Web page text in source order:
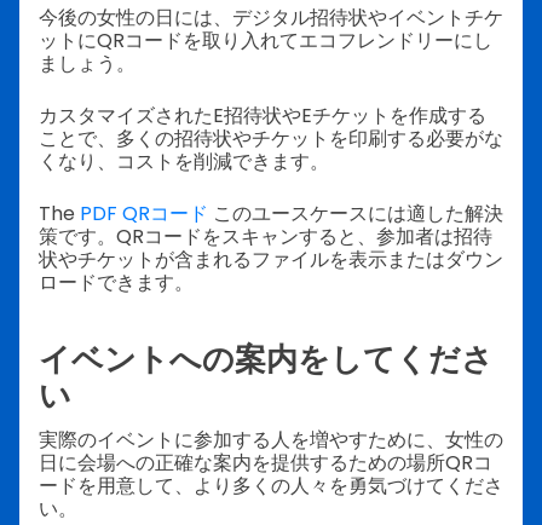
今後の女性の日には、デジタル招待状やイベントチケ
ットにQRコードを取り入れてエコフレンドリーにし
ましょう。
カスタマイズされたE招待状やEチケットを作成する
ことで、多くの招待状やチケットを印刷する必要がな
くなり、コストを削減できます。
The PDF QRコード このユースケースには適した解決
策です。QRコードをスキャンすると、参加者は招待
状やチケットが含まれるファイルを表示またはダウン
ロードできます。
イベントへの案内をしてくださ
い
実際のイベントに参加する人を増やすために、女性の
日に会場への正確な案内を提供するための場所QRコ
ードを用意して、より多くの人々を勇気づけてくださ
い。